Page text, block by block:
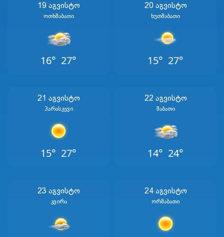
19 Აგვისტო
Ოთხშაბათი
16° 27°
20 Აგვისტო
Ხუთშაბათი
15° 27°
21 Აგვისტო
Პარასკევი
15° 27°
22 Აგვისტო
Შაბათი
14° 24°
23 Აგვისტო
Კვირა
24 Აგვისტო
Ორშაბათი